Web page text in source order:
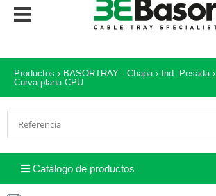
Productos › BASORTRAY - Chapa› Ind. Pesada›
Curva plana CPU
Catálogo de productos